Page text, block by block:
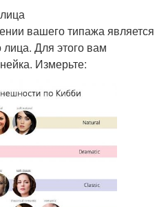
вашего типажа является
Для этого вам
Измерьте: